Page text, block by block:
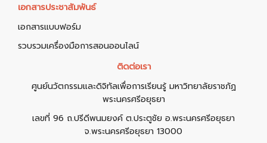
เอกสารประชาสัมพันธ์
เอกสารแบบฟอร์ม
รวบรวมเครื่องมือการสอนออนไลน์
ติดต่อเรา
ศูนย์นวัตกรรมและดิจิทัลเพื่อการเรียนรู้ มหาวิทยาลัยราชภัฏ
พระนครศรีอยุธยา
เลขที่ 96 ถ.ปรีดีพนมยงค์ ต.ประตูชัย อ.พระนครศรีอยุธยา
จ.พระนครศรีอยุธยา 13000